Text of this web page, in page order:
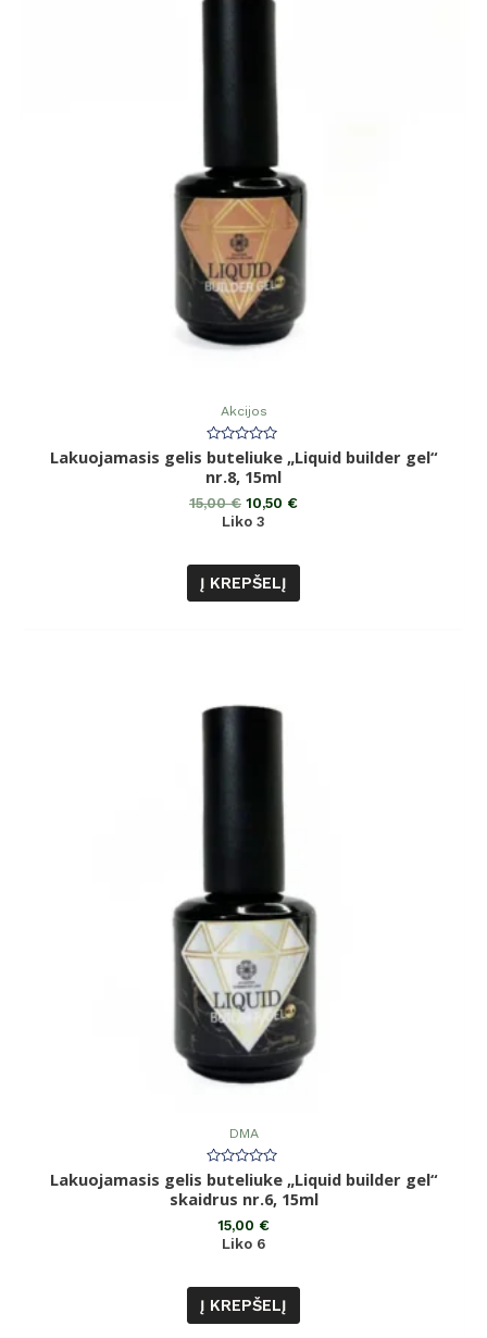
Akcijos
Įvertinimas:
0
iš
Lakuojamasis gelis buteliuke „Liquid builder gel“
nr.8, 15ml
15,00€ 10,50 €
Liko 3
Į KREPŠELĮ
DMA
Įvertinimas:
0
iš
Lakuojamasis gelis buteliuke „Liquid builder gel“
skaidrus nr.6, 15ml
15,00 €
Liko 6
Į KREPŠELĮ